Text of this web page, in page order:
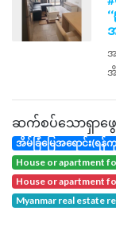
အိ
ဆက်စပ်သောရှာဖွေ
အိမ်ခြံမြေအရောင်း(ရန်
house or apartment
house or apartment
Myanmar real estate